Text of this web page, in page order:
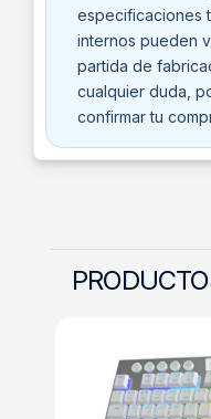
especificaciones
internos pueden
partida de
cualquier duda,
confirmar tu